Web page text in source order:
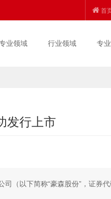
首
业领域 行业领域 专
发行上市
（以下简称“豪森股份”，证券代